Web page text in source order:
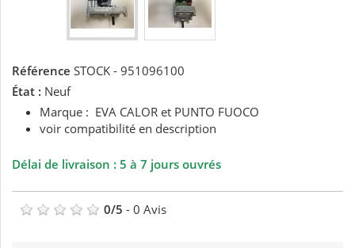
Référence STOCK - 951096100
État : Neuf
Marque : EVA CALOR et PUNTO FUOCO
voir compatibilité en description
Délai de livraison : 5 à 7 jours ouvrés
0/5 - 0 Avis